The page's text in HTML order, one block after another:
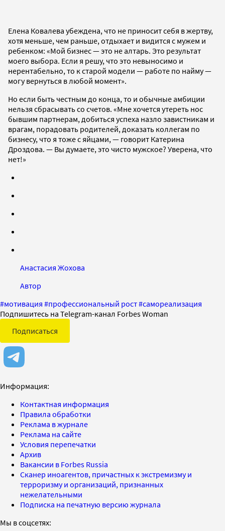
Елена Ковалева убеждена, что не приносит себя в жертву,
хотя меньше, чем раньше, отдыхает и видится с мужем и
ребенком: «Мой бизнес — это не алтарь. Это результат
моего выбора. Если я решу, что это невыносимо и
нерентабельно, то к старой модели — работе по найму —
могу вернуться в любой момент».
Но если быть честным до конца, то и обычные амбиции
нельзя сбрасывать со счетов. «Мне хочется утереть нос
бывшим партнерам, добиться успеха назло завистникам и
врагам, порадовать родителей, доказать коллегам по
бизнесу, что я тоже с яйцами, — говорит Катерина
Дроздова. — Вы думаете, это чисто мужское? Уверена, что
нет!»
Анастасия Жохова
Автор
#мотивация #профессиональный рост#самореализация
Подпишитесь на Telegram-канал Forbes Woman
Подписаться
Информация:
Контактная информация
Правила обработки
Реклама в журнале
Реклама на сайте
Условия перепечатки
Архив
Вакансии в Forbes Russia
Сканер иноагентов, причастных к экстремизму и
терроризму и организаций, признанных
нежелательными
Подписка на печатную версию журнала
Мы в соцсетях: